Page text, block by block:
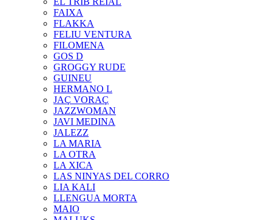
FAIXA
FLAKKA
FELIU VENTURA
FILOMENA
GOS D
GROGGY RUDE
GUINEU
HERMANO L
JAÇ VORAÇ
JAZZWOMAN
JAVI MEDINA
JALEZZ
LA MARIA
LA OTRA
LA XICA
LAS NINYAS DEL CORRO
LIA KALI
LLENGUA MORTA
MAIO